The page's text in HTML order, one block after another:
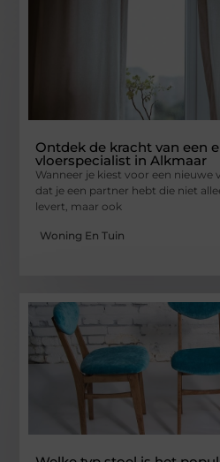
Ontdek de kracht van een
vloerspecialist in Alkmaar
Wanneer je kiest voor een nieuwe
dat je een partner hebt die niet
levert, maar ook
Woning En Tuin